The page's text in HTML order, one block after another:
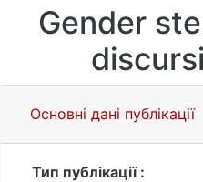
Gender
Основні дані публікації
Тип публікації :